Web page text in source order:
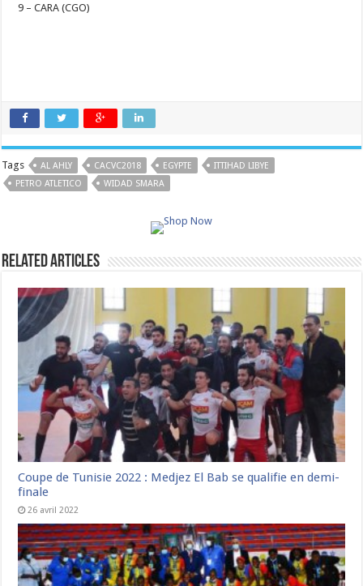
9 – CARA (CGO)
Tags AL AHLY CACVC2018 EGYPTE
ITTIHAD LIBYE
PETRO ATLETICO
WIDAD SMARA
Related Articles
Coupe de Tunisie 2022 : Medjez El Bab se qualifie en demi-
finale
26 avril 2022